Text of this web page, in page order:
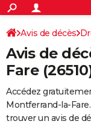
ACTUALITÉS
Politique
Société
Faits Divers
Education
Monde
Villes
+
SPORT
Coupe du monde
Football
Tennis
Cyclisme
Rugby
Forum
FINANCE
Retraite
Impôts
Epargne
Immobilier
Risques naturels par
Banque
Assurance
Crédit
Avis de décès
Avis de
Fare
Accédez
Montferrand-la-
trouver un avis de